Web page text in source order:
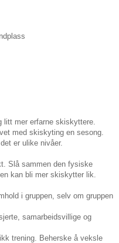
litt mer erfarne skiskyttere.
med skiskyting en sesong.
er ulike nivåer.
Slå sammen den fysiske
kan bli mer skiskytter lik.
i gruppen, selv om gruppen
samarbeidsvillige og
trening. Beherske å veksle